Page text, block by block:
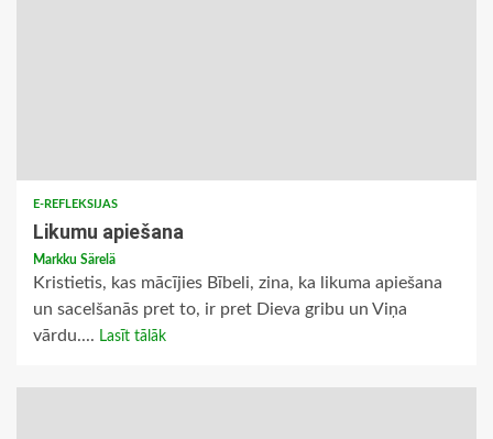
E-REFLEKSIJAS
Likumu apiešana
Markku Särelä
Kristietis, kas mācījies Bībeli, zina, ka likuma apiešana
un sacelšanās pret to, ir pret Dieva gribu un Viņa
vārdu.... Lasīt tālāk